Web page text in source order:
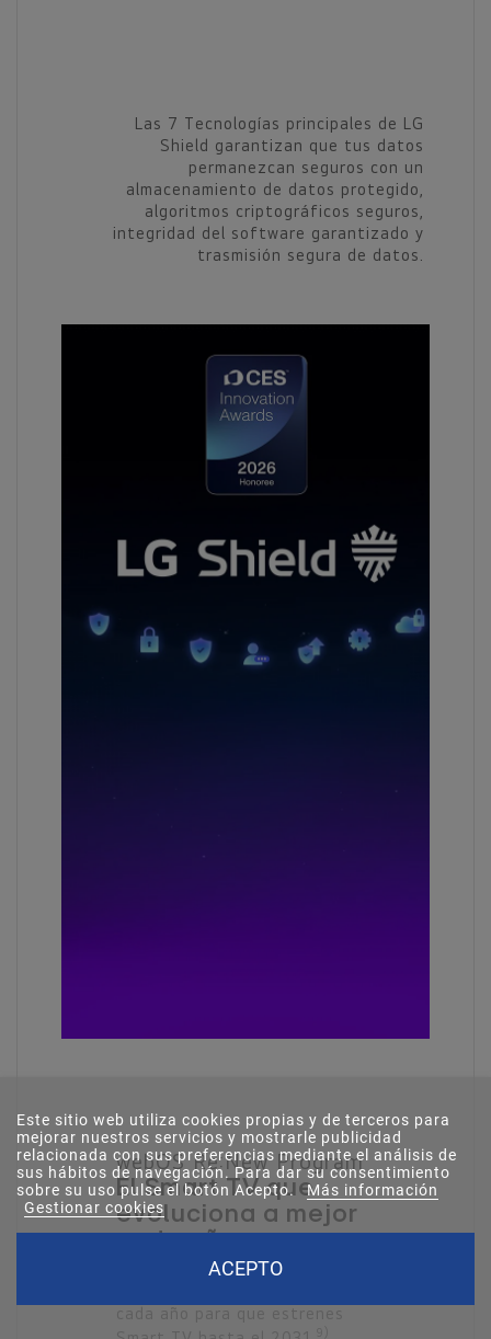
Las 7 Tecnologías principales de LG
Shield garantizan que tus datos
permanezcan seguros con un
almacenamiento de datos protegido,
algoritmos criptográficos seguros,
integridad del software garantizado y
trasmisión segura de datos.
webOS Re:New Program
El Smart TV que
evoluciona a mejor
cada año
El único sistema operativo que
Este sitio web utiliza cookies propias y de terceros para
mejorar nuestros servicios y mostrarle publicidad
relacionada con sus preferencias mediante el análisis de
sus hábitos de navegación. Para dar su consentimiento
sobre su uso pulse el botón Acepto.
Más información
Gestionar cookies
ACEPTO